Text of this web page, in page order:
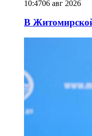
10:4706 авг 2026
В